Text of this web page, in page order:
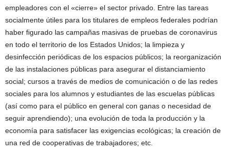
empleadores con el «cierre» el sector privado. Entre las tareas
socialmente útiles para los titulares de empleos federales podrían
haber figurado las campañas masivas de pruebas de coronavirus
en todo el territorio de los Estados Unidos; la limpieza y
desinfección periódicas de los espacios públicos; la reorganización
de las instalaciones públicas para asegurar el distanciamiento
social; cursos a través de medios de comunicación o de las redes
sociales para los alumnos y estudiantes de las escuelas públicas
(así como para el público en general con ganas o necesidad de
seguir aprendiendo); una evolución de toda la producción y la
economía para satisfacer las exigencias ecológicas; la creación de
una red de cooperativas de trabajadores; etc.